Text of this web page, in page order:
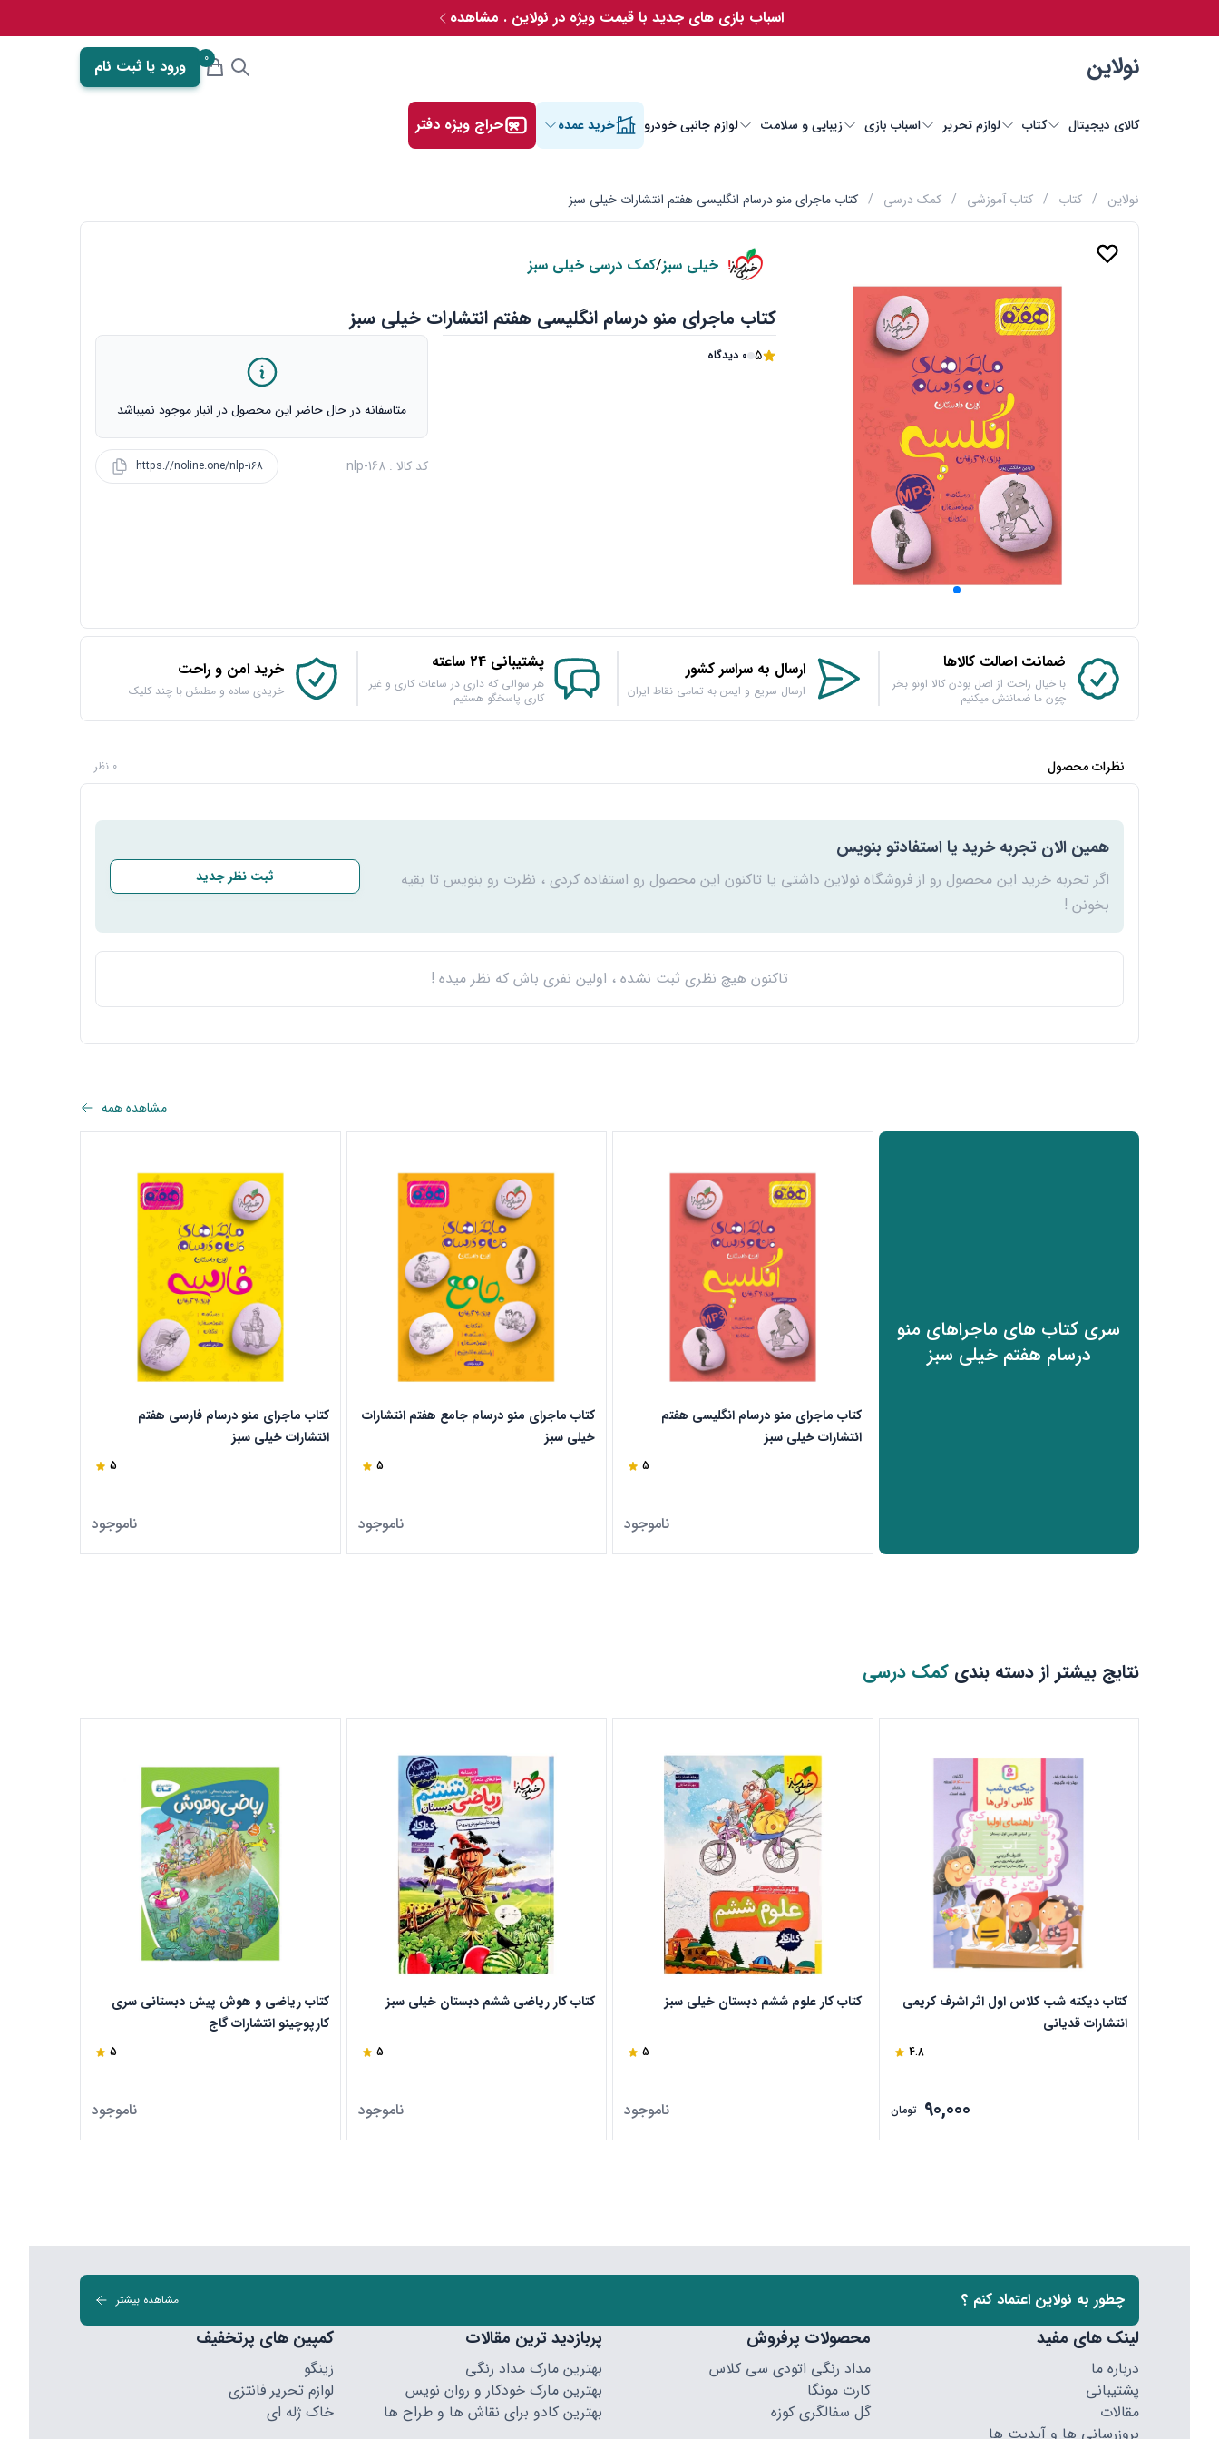
اسباب بازی های جدید با قیمت ویژه در نولاین . مشاهده
نولاین
کالای دیجیتال کتاب لوازم تحریر اسباب بازی زیبایی و سلامت لوازم جانبی خودرو خرید عمده حراج ویژه دفتر
0 ورود یا ثبت نام
نولاین / کتاب / کتاب آموزشی / کمک درسی / کتاب ماجرای منو درسام انگلیسی هفتم انتشارات خیلی سبز
خیلی سبز/کمک درسی خیلی سبز
کتاب ماجرای منو درسام انگلیسی هفتم انتشارات خیلی سبز
5 0 دیدگاه
متاسفانه در حال حاضر این محصول در انبار موجود نمیباشد
کد کالا : nlp-168 https://noline.one/nlp-168
ضمانت اصالت کالاها
با خیال راحت از اصل بودن کالا اونو بخر
چون ما ضمانتش میکنیم
ارسال به سراسر کشور
ارسال سریع و ایمن به تمامی نقاط ایران
پشتیبانی 24 ساعته
هر سوالی که داری در ساعات کاری و غیر
کاری پاسخگو هستیم
خرید امن و راحت
خریدی ساده و مطمئن با چند کلیک
نظرات محصول 0 نظر
همین الان تجربه خرید یا استفادتو بنویس
اگر تجربه خرید این محصول رو از فروشگاه نولاین داشتی یا تاکنون این محصول رو استفاده کردی ، نظرت رو بنویس تا بقیه
بخونن !
ثبت نظر جدید
تاکنون هیچ نظری ثبت نشده ، اولین نفری باش که نظر میده !
مشاهده همه
سری کتاب های ماجراهای منو
درسام هفتم خیلی سبز
کتاب ماجرای منو درسام انگلیسی هفتم
انتشارات خیلی سبز
5
ناموجود
کتاب ماجرای منو درسام جامع هفتم انتشارات
خیلی سبز
5
ناموجود
کتاب ماجرای منو درسام فارسی هفتم
انتشارات خیلی سبز
5
ناموجود
نتایج بیشتر از دسته بندی کمک درسی
کتاب دیکته شب کلاس اول اثر اشرف کریمی
انتشارات قدیانی
4.8
90,000 تومان
کتاب کار علوم ششم دبستان خیلی سبز
5
ناموجود
کتاب کار ریاضی ششم دبستان خیلی سبز
5
ناموجود
کتاب ریاضی و هوش پیش دبستانی سری
کارپوچینو انتشارات گاج
5
ناموجود
چطور به نولاین اعتماد کنم ؟ مشاهده بیشتر
لینک های مفید
درباره ما
پشتیبانی
مقالات
بروزرسانی ها و آپدیت ها
محصولات پرفروش
مداد رنگی اتودی سی کلاس
کارت مونگا
گل سفالگری کوزه
پربازدید ترین مقالات
بهترین مارک مداد رنگی
بهترین مارک خودکار و روان نویس
بهترین کادو برای نقاش ها و طراح ها
کمپین های پرتخفیف
زینگو
لوازم تحریر فانتزی
خاک ژله ای